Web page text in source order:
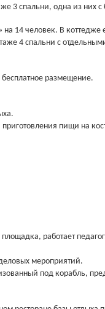
3 спальни, одна из них
14 человек. В коттедже
4 спальни с
бесплатное размещение.
пищи на
работает
мероприятий.
под корабль,